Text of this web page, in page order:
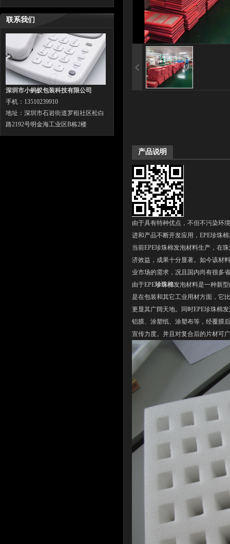
联系我们
深圳市小蚂蚁包装科技有限公司
手机：13510239910
地址：深圳市石岩街道罗租社区松白
路2192号明金海工业区B栋2楼
产品说明
由于具有特种优点，不但不污染环
进和产品不断开发应用，EPE珍珠
当前EPE珍珠棉发泡材料生产，在
济效益，成果十分显著。如今该材
业市场的需求，况且国内尚有很多
由于EPE珍珠棉发泡材料是一种新
是在包装和其它工业用材方面，它
更显其广阔天地。同时EPE珍珠棉
铝膜、涂塑纸、涂塑布等，经覆膜
宣传力度。并且对复合后的片材可